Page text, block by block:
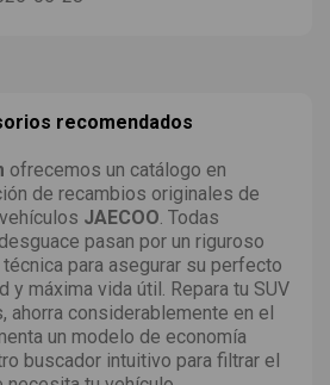
recomendados
ofrecemos un catálogo en
de recambios originales de
JAECOO . Todas
pasan por un riguroso
para asegurar su perfecto
y máxima vida útil. Repara tu SUV
ahorra considerablemente en el
un modelo de economía
buscador intuitivo para filtrar el